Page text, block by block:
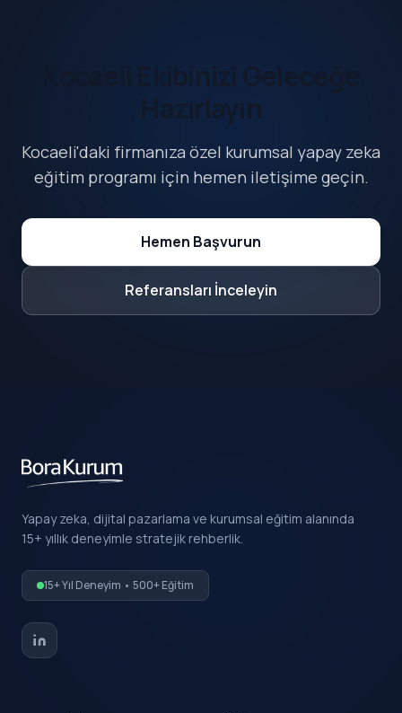
Hazırlayın
Kocaeli'daki firmanıza özel kurumsal yapay zeka
eğitim programı için hemen iletişime geçin.
Hemen Başvurun
Referansları İnceleyin
Yapay zeka, dijital pazarlama ve kurumsal eğitim alanında
15+ yıllık deneyimle stratejik rehberlik.
15+ Yıl Deneyim • 500+ Eğitim